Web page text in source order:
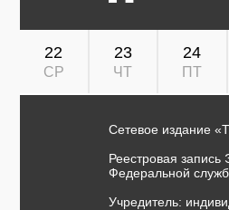
22
СР
23
ЧТ
24
ПТ
Сетевое издание
Реестровая
Федеральной
Учредитель: